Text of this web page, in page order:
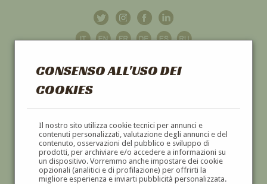
CONSENSO ALL'USO DEI
COOKIES
Il nostro sito utilizza cookie tecnici per annunci e
contenuti personalizzati, valutazione degli annunci e del
contenuto, osservazioni del pubblico e sviluppo di
prodotti, per archiviare e/o accedere a informazioni su
un dispositivo. Vorremmo anche impostare dei cookie
opzionali (analitici e di profilazione) per offrirti la
migliore esperienza e inviarti pubblicità personalizzata.
GALLERIAD'ARTE
DIPINTI E SCULTURE '800 E '900